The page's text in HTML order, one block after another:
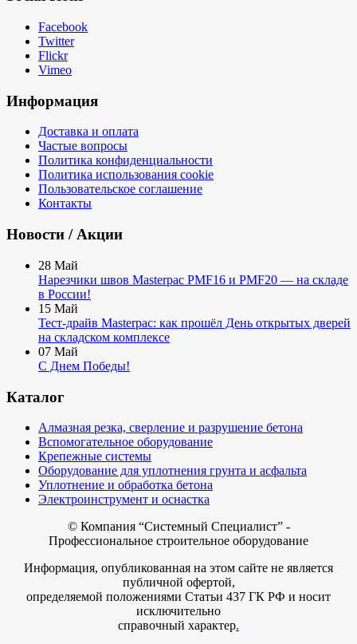
Facebook
Twitter
Flickr
Vimeo
Информация
Доставка и оплата
Частые вопросы
Политика конфиденциальности
Политика использования cookie
Пользовательское соглашение
Контакты
Новости / Акции
28 Май
Нарезчики швов Masterpac PMF16 и PMF20 — на складе
в России!
15 Май
Тест-драйв Masterpac: как прошёл День открытых дверей
на складском комплексе
07 Май
С Днем Победы!
Каталог
Алмазная резка, сверление и разрушение бетона
Вспомогательное оборудование
Крепежные системы
Оборудование для уплотнения грунта и асфальта
Уплотнение и обработка бетона
Электроинструмент и оснастка
© Компания “Системный Специалист” -
Профессиональное строительное оборудование
Информация, опубликованная на этом сайте не является
публичной офертой,
определяемой положениями Статьи 437 ГК РФ и носит
исключительно
справочный характер.